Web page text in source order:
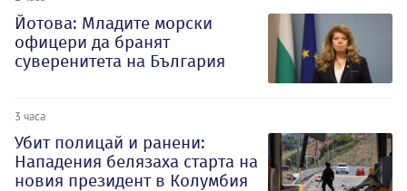
Йотова: Младите морски
офицери да бранят
суверенитета на България
3 часа
Убит полицай и ранени:
Нападения белязаха старта на
новия президент в Колумбия